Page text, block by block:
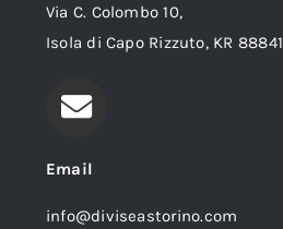
Via C. Colombo 10,
Isola di Capo Rizzuto, KR 88841
Email
info@diviseastorino.com